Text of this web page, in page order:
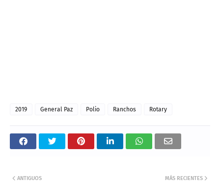
2019 General Paz Polio Ranchos Rotary
MÁS RECIENTES
ANTIGUOS